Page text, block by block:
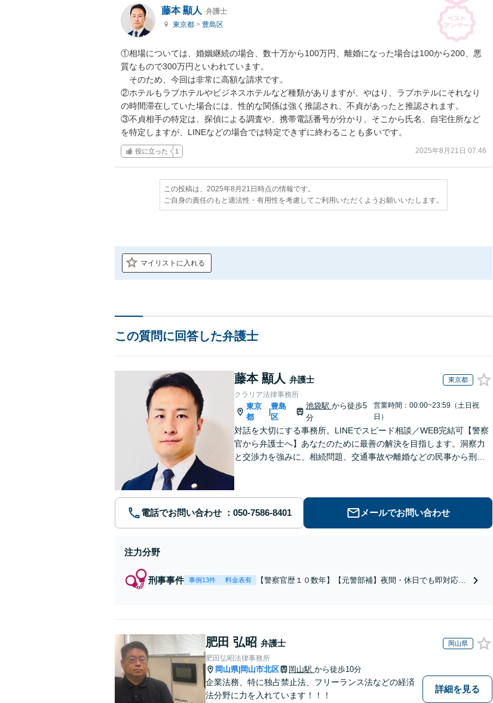
藤本 顯人 弁護士
東京都 > 豊島区
①相場については、婚姻継続の場合、数十万から100万円、離婚になった場合は100から200、悪
質なもので300万円といわれています。
そのため、今回は非常に高額な請求です。
②ホテルもラブホテルやビジネスホテルなど種類がありますが、やはり、ラブホテルにそれなり
の時間滞在していた場合には、性的な関係は強く推認され、不貞があったと推認されます。
③不貞相手の特定は、探偵による調査や、携帯電話番号が分かり、そこから氏名、自宅住所など
を特定しますが、LINEなどの場合では特定できずに終わることも多いです。
役に立った 1 2025年8月21日 07:46
この投稿は、2025年8月21日時点の情報です。
ご自身の責任のもと適法性・有用性を考慮してご利用いただくようお願いいたします。
マイリストに入れる
この質問に回答した弁護士
藤本 顯人 弁護士 東京都
クラリア法律事務所
東京
都
|
豊島
区
池袋駅 から徒歩5
分
営業時間：00:00~23:59（土日祝
日）
対話を大切にする事務所。LINEでスピード相談／WEB完結可【警察
官から弁護士へ】あなたのために最善の解決を目指します。洞察力
と交渉力を強みに、相続問題、交通事故や離婚などの民事から刑事
電話でお問い合わせ メールでお問い合わせ
注力分野
刑事事件 事例13件 料金表有
【警察官歴１０数年】【元警部補】夜間・休日でも即対応！
肥田 弘昭 弁護士 岡山県
肥田弘昭法律事務所
岡山県| 岡山市北区 岡山駅 から徒歩10分
企業法務、特に独占禁止法、フリーランス法などの経済
法分野に力を入れています！！！
詳細を見る